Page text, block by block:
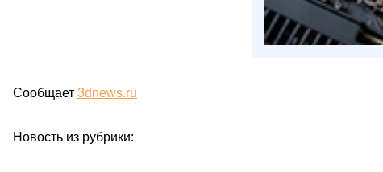
Сообщает 3dnews.ru
Новость из рубрики: